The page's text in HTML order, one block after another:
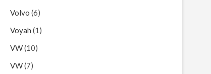
Volvo (6)
Voyah (1)
VW(10)
VW(7)